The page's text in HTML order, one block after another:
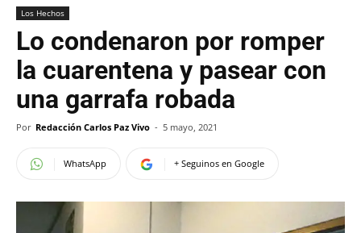
Los Hechos
Lo condenaron por romper
la cuarentena y pasear con
una garrafa robada
Por Redacción Carlos Paz Vivo - 5 mayo, 2021
WhatsApp + Seguinos en Google